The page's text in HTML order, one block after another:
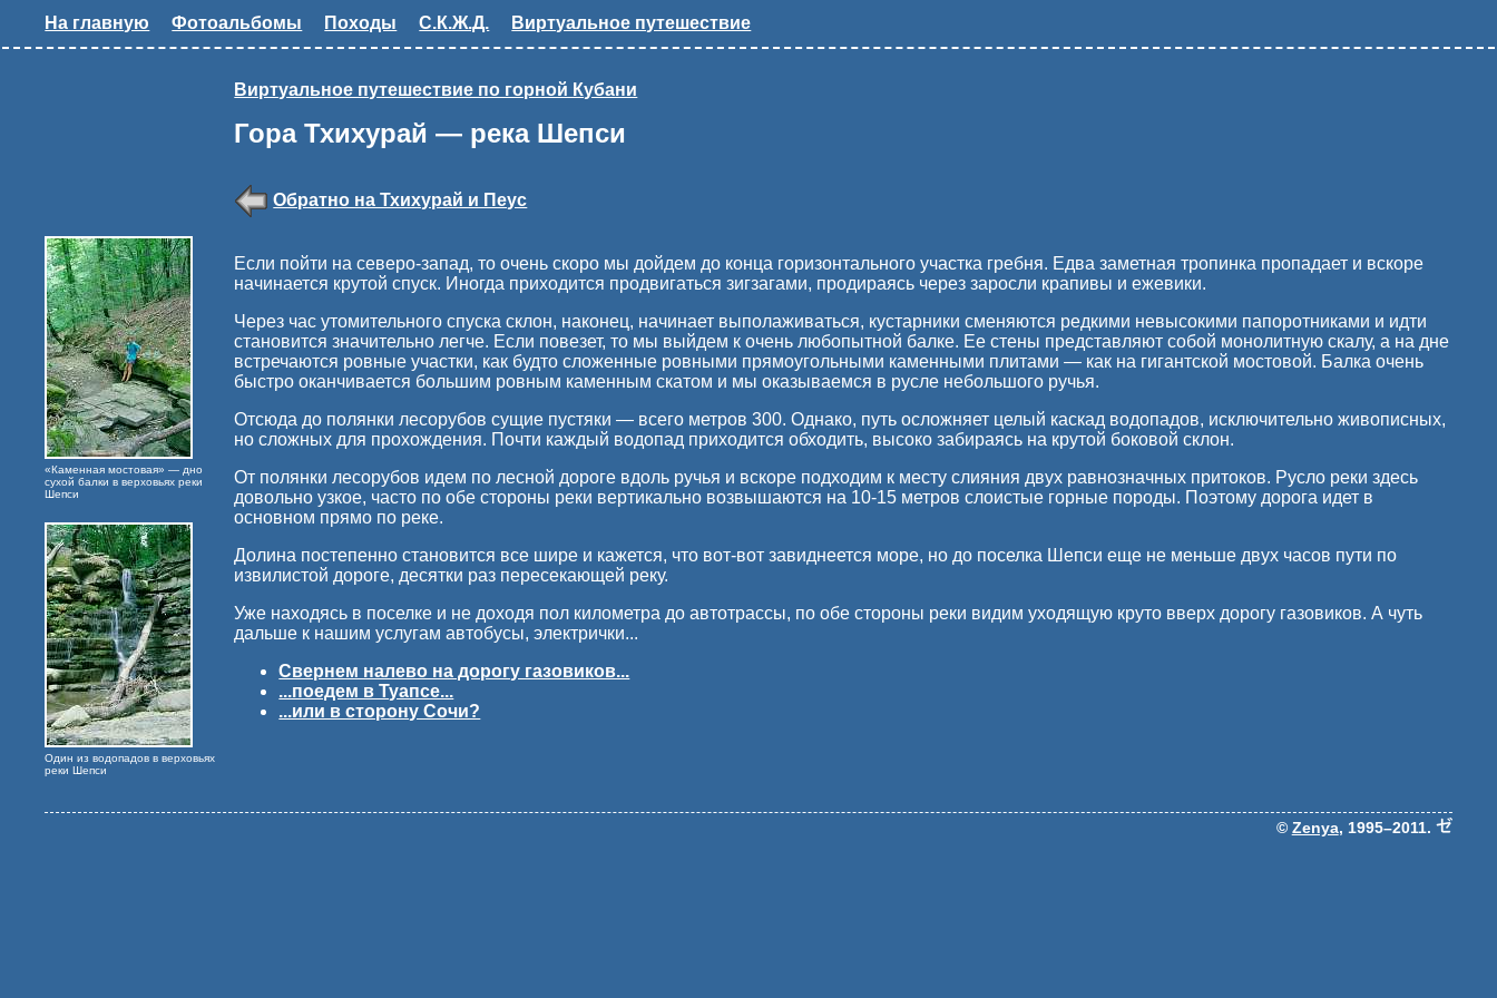
На главную Фотоальбомы Походы С.К.Ж.Д. Виртуальное путешествие
Виртуальное путешествие по горной Кубани
Гора Тхихурай — река Шепси
Обратно на Тхихурай и Пеус
«Каменная мостовая» — дно
сухой балки в верховьях реки
Шепси
Один из водопадов в верховьях
реки Шепси
Если пойти на северо-запад, то очень скоро мы дойдем до конца горизонтального участка гребня. Едва заметная тропинка пропадает и вскоре
начинается крутой спуск. Иногда приходится продвигаться зигзагами, продираясь через заросли крапивы и ежевики.
Через час утомительного спуска склон, наконец, начинает выполаживаться, кустарники сменяются редкими невысокими папоротниками и идти
становится значительно легче. Если повезет, то мы выйдем к очень любопытной балке. Ее стены представляют собой монолитную скалу, а на дне
встречаются ровные участки, как будто сложенные ровными прямоугольными каменными плитами — как на гигантской мостовой. Балка очень
быстро оканчивается большим ровным каменным скатом и мы оказываемся в русле небольшого ручья.
Отсюда до полянки лесорубов сущие пустяки — всего метров 300. Однако, путь осложняет целый каскад водопадов, исключительно живописных,
но сложных для прохождения. Почти каждый водопад приходится обходить, высоко забираясь на крутой боковой склон.
От полянки лесорубов идем по лесной дороге вдоль ручья и вскоре подходим к месту слияния двух равнозначных притоков. Русло реки здесь
довольно узкое, часто по обе стороны реки вертикально возвышаются на 10-15 метров слоистые горные породы. Поэтому дорога идет в
основном прямо по реке.
Долина постепенно становится все шире и кажется, что вот-вот завиднеется море, но до поселка Шепси еще не меньше двух часов пути по
извилистой дороге, десятки раз пересекающей реку.
Уже находясь в поселке и не доходя пол километра до автотрассы, по обе стороны реки видим уходящую круто вверх дорогу газовиков. А чуть
дальше к нашим услугам автобусы, электрички...
Свернем налево на дорогу газовиков...
...поедем в Туапсе...
...или в сторону Сочи?
© Zenya, 1995–2011.